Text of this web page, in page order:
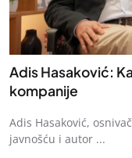
Adis Hasaković:
kompanije
Adis Hasaković,
javnošću i autor ...